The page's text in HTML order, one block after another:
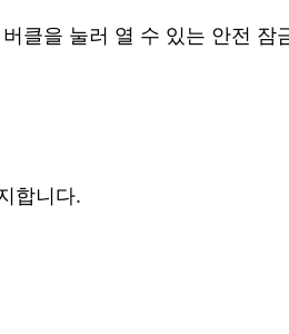
클을 눌러 열 수 있는 안전 잠
합니다.